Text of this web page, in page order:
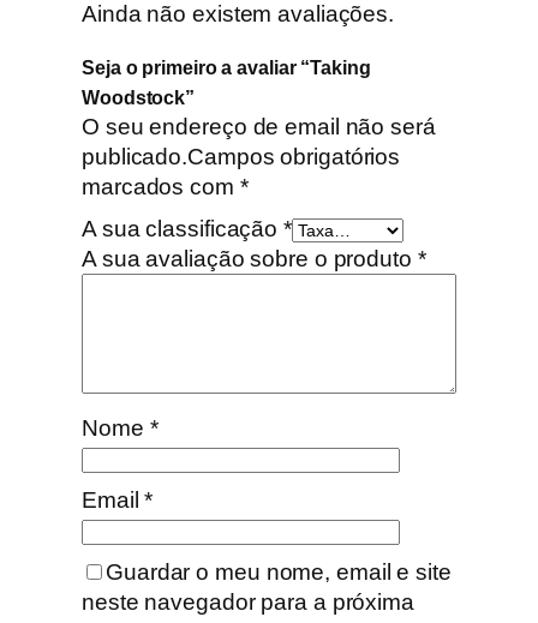
Ainda não existem avaliações.
Seja o primeiro a avaliar “Taking
Woodstock”
O seu endereço de email não será
publicado.Campos obrigatórios
marcados com *
A sua classificação *
A sua avaliação sobre o produto *
Nome *
Email*
Guardar o meu nome, email e site
neste navegador para a próxima